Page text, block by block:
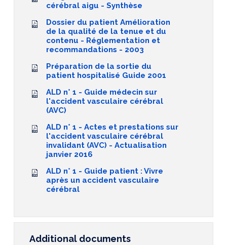
cérébral aigu - Synthèse
Dossier du patient Amélioration
de la qualité de la tenue et du
contenu - Réglementation et
recommandations - 2003
Préparation de la sortie du
patient hospitalisé Guide 2001
ALD n° 1 - Guide médecin sur
l'accident vasculaire cérébral
(AVC)
ALD n° 1 - Actes et prestations sur
l'accident vasculaire cérébral
invalidant (AVC) - Actualisation
janvier 2016
ALD n° 1 - Guide patient : Vivre
après un accident vasculaire
cérébral
Additional documents